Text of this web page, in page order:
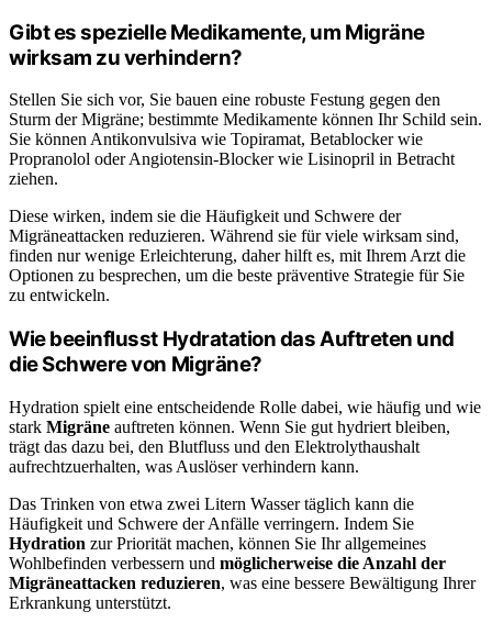
Gibt es spezielle Medikamente, um Migräne
wirksam zu verhindern?
Stellen Sie sich vor, Sie bauen eine robuste Festung gegen den
Sturm der Migräne; bestimmte Medikamente können Ihr Schild sein.
Sie können Antikonvulsiva wie Topiramat, Betablocker wie
Propranolol oder Angiotensin-Blocker wie Lisinopril in Betracht
ziehen.
Diese wirken, indem sie die Häufigkeit und Schwere der
Migräneattacken reduzieren. Während sie für viele wirksam sind,
finden nur wenige Erleichterung, daher hilft es, mit Ihrem Arzt die
Optionen zu besprechen, um die beste präventive Strategie für Sie
zu entwickeln.
Wie beeinflusst Hydratation das Auftreten und
die Schwere von Migräne?
Hydration spielt eine entscheidende Rolle dabei, wie häufig und wie
stark Migräne auftreten können. Wenn Sie gut hydriert bleiben,
trägt das dazu bei, den Blutfluss und den Elektrolythaushalt
aufrechtzuerhalten, was Auslöser verhindern kann.
Das Trinken von etwa zwei Litern Wasser täglich kann die
Häufigkeit und Schwere der Anfälle verringern. Indem Sie
Hydration zur Priorität machen, können Sie Ihr allgemeines
Wohlbefinden verbessern und möglicherweise die Anzahl der
Migräneattacken reduzieren, was eine bessere Bewältigung Ihrer
Erkrankung unterstützt.